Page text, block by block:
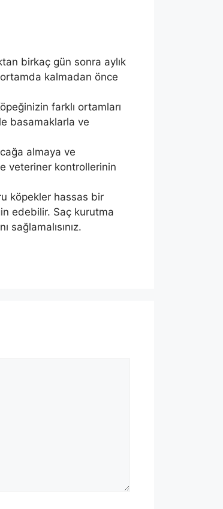
birkaç gün sonra aylık
kalmadan önce
farklı ortamları
basamaklarla ve
almaya ve
veteriner kontrollerinin
köpekler hassas bir
edebilir. Saç kurutma
sağlamalısınız.